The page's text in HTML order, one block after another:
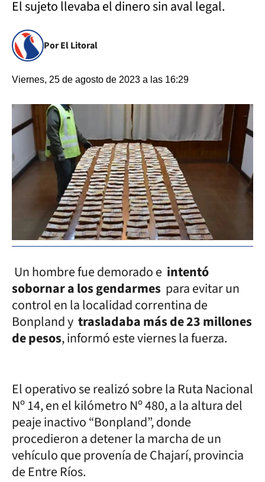
El sujeto llevaba el dinero sin aval legal.
Por El Litoral
Viernes, 25 de agosto de 2023 a las 16:29
Un hombre fue demorado e intentó
sobornar a los gendarmes para evitar un
control en la localidad correntina de
Bonpland y trasladaba más de 23 millones
de pesos, informó este viernes la fuerza.
El operativo se realizó sobre la Ruta Nacional
Nº 14, en el kilómetro Nº 480, a la altura del
peaje inactivo “Bonpland”, donde
procedieron a detener la marcha de un
vehículo que provenía de Chajarí, provincia
de Entre Ríos.